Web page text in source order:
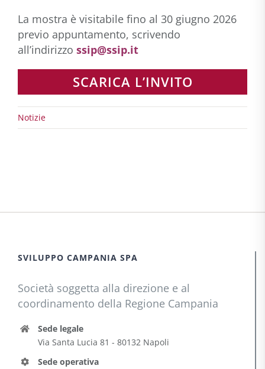
La mostra è visitabile fino al 30 giugno 2026
previo appuntamento, scrivendo
all’indirizzo ssip@ssip.it
SCARICA L’INVITO
Notizie
SVILUPPO CAMPANIA SPA
Società soggetta alla direzione e al
coordinamento della Regione Campania
Sede legale
Via Santa Lucia 81 - 80132 Napoli
Sede operativa